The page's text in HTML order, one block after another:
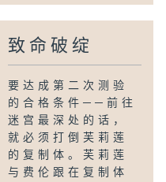
致命破绽
要达成第二次测验
的合格条件──前往
迷宫最深处的话，
就必须打倒芙莉莲
的复制体。芙莉莲
与费伦跟在复制体